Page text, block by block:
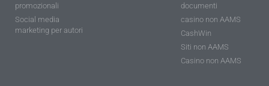
promozionali
Social media
marketing per autori
documenti
casino non AAMS
CashWin
Siti non AAMS
Casino non AAMS